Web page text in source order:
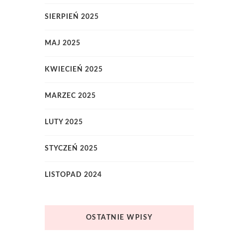
SIERPIEŃ 2025
MAJ 2025
KWIECIEŃ 2025
MARZEC 2025
LUTY 2025
STYCZEŃ 2025
LISTOPAD 2024
OSTATNIE WPISY